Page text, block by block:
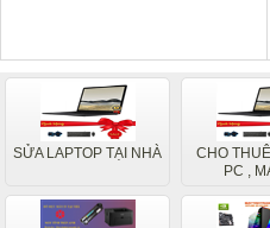
SỬA LAPTOP TẠI NHÀ
CHO
PC ,